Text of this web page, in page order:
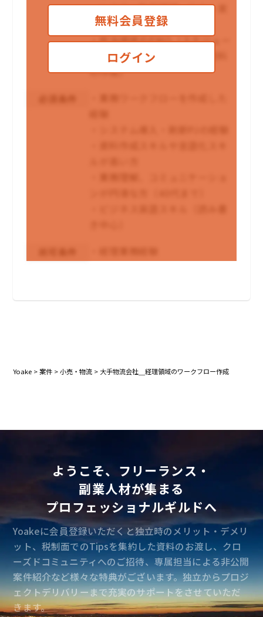
・システム動作確認、テスト実
施
・担当領域のPMO（スケジュー
ル・課題管理、社内説明用資料
の作成）
無料会員登録
ログイン
Yoake >案件 >小売・物流 > 大手物流会社＿経理領域のワークフロー作成
ようこそ、フリーランス・
副業人材が集まる
プロフェッショナルギルドへ
Yoakeに会員登録いただくと独立時のメリット・デメリ
ット、税制面でのTipsを集約した資料のお渡し、クロ
ーズドコミュニティへのご招待、専属担当による非公開
案件紹介など様々な特典がございます。独立からプロジ
ェクトデリバリーまで充実のサポートをさせていただ
きます。